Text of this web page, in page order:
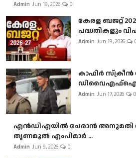
Admin Jun 19, 2026 0
കേരള ബജറ്റ്
പദ്ധതികളും
Admin Jun 19, 2026
കാഫിർ
ഡിവൈഎഫ്ഐ
Admin Jun 17, 2026 0
എൻഡിഎയിൽ ചേരാൻ അനുമതി
തൃണമൂൽ എംപിമാർ ...
Admin Jun 9, 2026 0